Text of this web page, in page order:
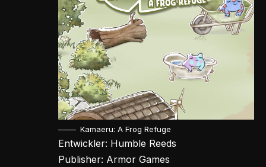
Kamaeru: A Frog Refuge
Entwickler: Humble Reeds
Publisher: Armor Games